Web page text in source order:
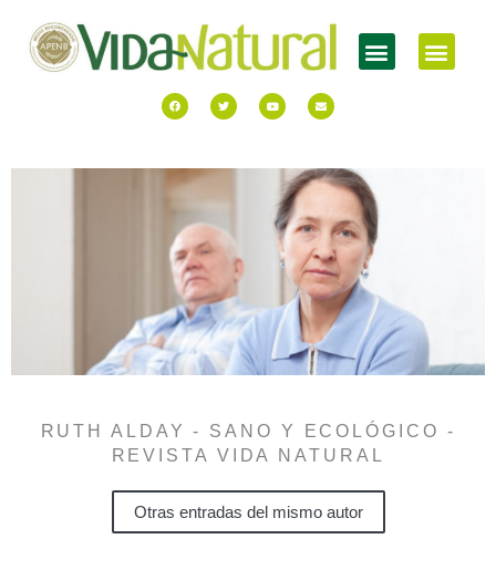
RUTH ALDAY - SANO Y ECOLÓGICO -
REVISTA VIDA NATURAL
Otras entradas del mismo autor